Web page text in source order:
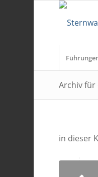
Archiv für
in dieser